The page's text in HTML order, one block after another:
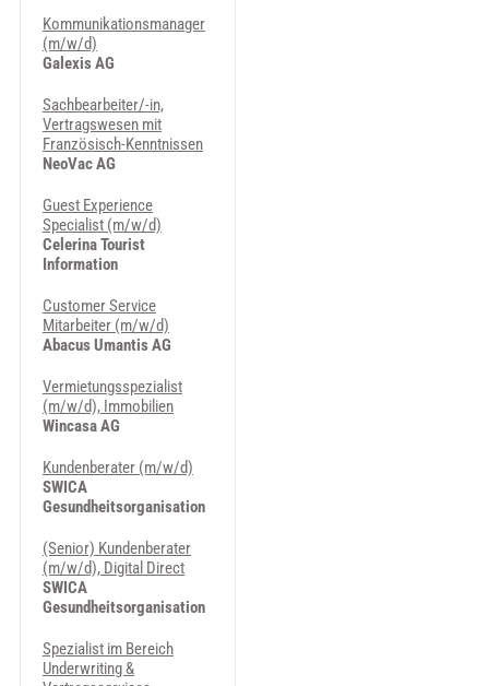
Kommunikationsmanager
(m/w/d)
Galexis AG
Sachbearbeiter/-in,
Vertragswesen mit
Französisch-Kenntnissen
NeoVac AG
Guest Experience
Specialist (m/w/d)
Celerina Tourist
Information
Customer Service
Mitarbeiter (m/w/d)
Abacus Umantis AG
Vermietungsspezialist
(m/w/d), Immobilien
Wincasa AG
Kundenberater (m/w/d)
SWICA
Gesundheitsorganisation
(Senior) Kundenberater
(m/w/d), Digital Direct
SWICA
Gesundheitsorganisation
Spezialist im Bereich
Underwriting &